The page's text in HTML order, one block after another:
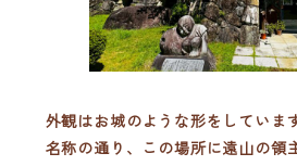
外観はお城のような形をしていま
名称の通り、この場所に遠山の領